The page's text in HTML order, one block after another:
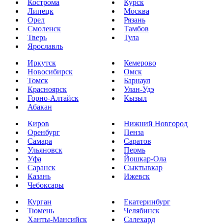
Кострома
Курск
Липецк
Москва
Орел
Рязань
Смоленск
Тамбов
Тверь
Тула
Ярославль
Иркутск
Кемерово
Новосибирск
Омск
Томск
Барнаул
Красноярск
Улан-Удэ
Горно-Алтайск
Кызыл
Абакан
Киров
Нижний Новгород
Оренбург
Пенза
Самара
Саратов
Ульяновск
Пермь
Уфа
Йошкар-Ола
Саранск
Сыктывкар
Казань
Ижевск
Чебоксары
Курган
Екатеринбург
Тюмень
Челябинск
Ханты-Мансийск
Салехард